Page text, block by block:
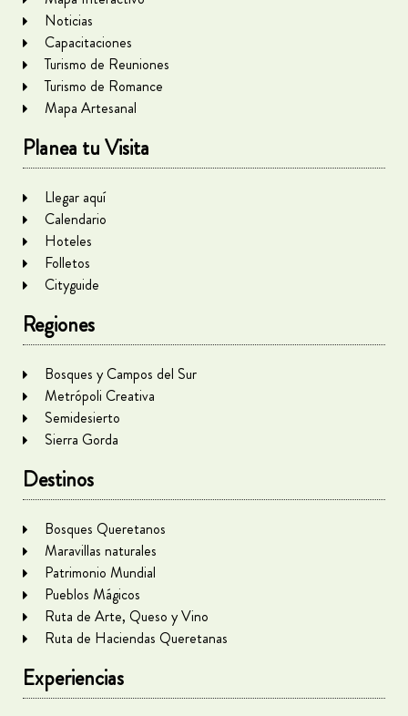
Noticias
Capacitaciones
Turismo de Reuniones
Turismo de Romance
Mapa Artesanal
Planea tu Visita
Llegar aquí
Calendario
Hoteles
Folletos
Cityguide
Regiones
Bosques y Campos del Sur
Metrópoli Creativa
Semidesierto
Sierra Gorda
Destinos
Bosques Queretanos
Maravillas naturales
Patrimonio Mundial
Pueblos Mágicos
Ruta de Arte, Queso y Vino
Ruta de Haciendas Queretanas
Experiencias